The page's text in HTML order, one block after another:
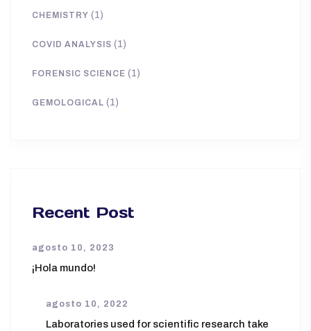
CHEMISTRY (1)
COVID ANALYSIS (1)
FORENSIC SCIENCE (1)
GEMOLOGICAL (1)
Recent Post
agosto 10, 2023
¡Hola mundo!
agosto 10, 2022
Laboratories used for scientific research take